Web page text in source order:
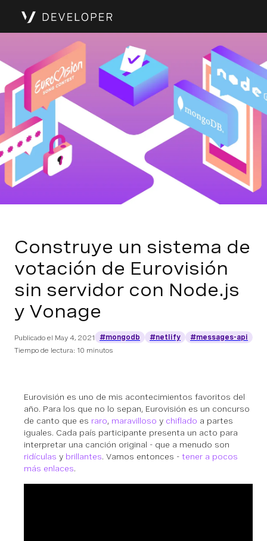
Construye un sistema de
votación de Eurovisión
sin servidor con Node.js
y Vonage
Publicado el May 4, 2021 #mongodb #netlify
#messages-api
Tiempo de lectura: 10 minutos
Eurovisión es uno de mis acontecimientos favoritos del
año. Para los que no lo sepan, Eurovisión es un concurso
de canto que es raro, maravilloso y chiflado a partes
iguales. Cada país participante presenta un acto para
interpretar una canción original - que a menudo son
ridículas y brillantes. Vamos entonces - tener a pocos
más enlaces.